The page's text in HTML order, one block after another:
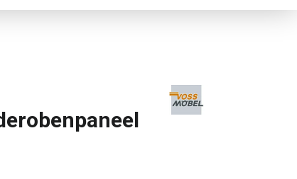
von 0 von 5 Sternen